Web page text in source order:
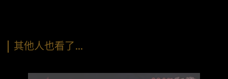
其他人也看了…